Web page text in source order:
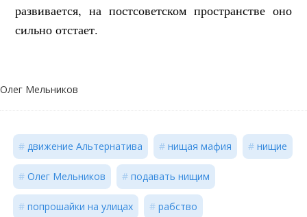
развивается, на постсоветском пространстве оно
сильно отстает.
Олег Мельников
движение Альтернатива нищая мафия нищие
Олег Мельников подавать нищим
попрошайки на улицах рабство